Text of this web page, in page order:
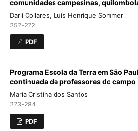
comunidades campesinas,
Darli Collares, Luís Henrique Sommer
257-272
PDF
Programa Escola da Terra em São
continuada de professores do campo
Maria Cristina dos Santos
273-284
PDF